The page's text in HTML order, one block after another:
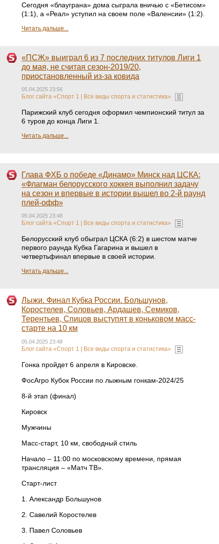
Сегодня «блауграна» дома сыграла вничью с «Бетисом»
(1:1), а «Реал» уступил на своем поле «Валенсии» (1:2).
Читать дальше...
«ПСЖ» выиграл 6 из 7 последних титулов Лиги 1
до мая, не считая сезон-2019/20,
приостановленный из-за ковида
05.04.2025 23:56
Блог сайта «Спорт 1 | Все виды спорта и статистика»
Парижский клуб сегодня оформил чемпионский титул за
6 туров до конца Лиги 1.
Читать дальше...
Глава ФХБ о победе «Динамо» Минск над ЦСКА:
«Флагман белорусского хоккея выполнил задачу
на сезон и впервые в истории вышел во 2-й раунд
плей-офф»
05.04.2025 23:48
Блог сайта «Спорт 1 | Все виды спорта и статистика»
Белорусский клуб обыграл ЦСКА (6:2) в шестом матче
первого раунда Кубка Гагарина и вышел в
четвертьфинал впервые в своей истории.
Читать дальше...
Лыжи. Финал Кубка России. Большунов,
Коростелев, Соловьев, Ардашев, Семиков,
Терентьев, Спицов выступят в коньковом масс-
старте на 10 км
05.04.2025 23:48
Блог сайта «Спорт 1 | Все виды спорта и статистика»
Гонка пройдет 6 апреля в Кировске.
ФосАгро Кубок России по лыжным гонкам-2024/25
8-й этап (финал)
Кировск
Мужчины
Масс-старт, 10 км, свободный стиль
Начало – 11:00 по московскому времени, прямая
трансляция – «Матч ТВ».
Старт-лист
1. Александр Большунов
2. Савелий Коростелев
3. Павел Соловьев